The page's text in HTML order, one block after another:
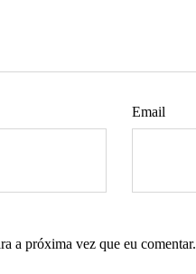
Email
a próxima vez que eu comentar.